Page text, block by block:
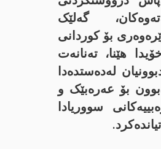
گەلێک
بۆ کوردانی
هێنا، تەنانەت
لەدەستدەدا
بۆ عەرەبێک و
سووریادا